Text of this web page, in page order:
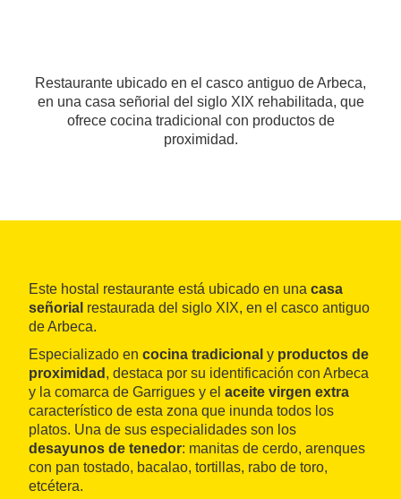
Restaurante ubicado en el casco antiguo de Arbeca,
en una casa señorial del siglo XIX rehabilitada, que
ofrece cocina tradicional con productos de
proximidad.
Este hostal restaurante está ubicado en una casa
señorial restaurada del siglo XIX, en el casco antiguo
de Arbeca.
Especializado en cocina tradicional y productos de
proximidad , destaca por su identificación con Arbeca
y la comarca de Garrigues y el aceite virgen extra
característico de esta zona que inunda todos los
platos. Una de sus especialidades son los
desayunos de tenedor: manitas de cerdo, arenques
con pan tostado, bacalao, tortillas, rabo de toro,
etcétera.